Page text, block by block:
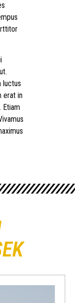
luctus
erat in
Etiam